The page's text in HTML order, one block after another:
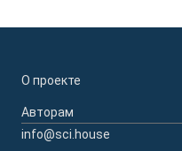
О проекте
Авторам
info@sci.house